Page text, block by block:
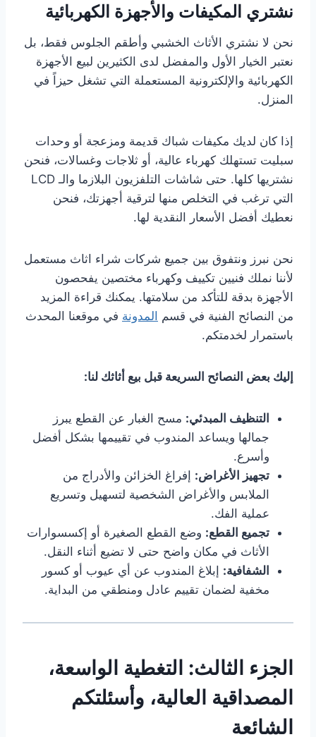
نشتري المكيفات والأجهزة الكهربائية
نحن لا نشتري الأثاث الخشبي وأطقم الجلوس فقط، بل
نعتبر الخيار الأول والمفضل لدى الكثيرين لبيع الأجهزة
الكهربائية والإلكترونية المستعملة التي تشغل حيزاً في
المنزل.
إذا كان لديك مكيفات شباك قديمة ومزعجة أو وحدات
سبليت تستهلك كهرباء عالية، أو ثلاجات وغسالات، فنحن
نشتريها كلها. حتى شاشات التلفزيون البلازما والـ LCD
التي ترغب في التخلص منها لترقية أجهزتك، فنحن
نعطيك أفضل الأسعار النقدية لها.
نحن نبرز ونتفوق بين جميع شركات شراء اثاث مستعمل
لأننا نملك فنيين تكييف وكهرباء مختصين يفحصون
الأجهزة بدقة للتأكد من سلامتها. يمكنك قراءة المزيد
من النصائح الفنية في قسم المدونة في موقعنا المحدث
باستمرار لخدمتكم.
إليك بعض النصائح السريعة قبل بيع أثاثك لنا:
التنظيف المبدئي: مسح الغبار عن القطع يبرز
جمالها ويساعد المندوب في تقييمها بشكل أفضل
وأسرع.
تجهيز الأغراض: إفراغ الخزائن والأدراج من
الملابس والأغراض الشخصية لتسهيل وتسريع
عملية الفك.
تجميع القطع: وضع القطع الصغيرة أو إكسسوارات
الأثاث في مكان واضح حتى لا تضيع أثناء النقل.
الشفافية: إبلاغ المندوب عن أي عيوب أو كسور
مخفية لضمان تقييم عادل ومنطقي من البداية.
الجزء الثالث: التغطية الواسعة،
المصداقية العالية، وأسئلتكم
الشائعة